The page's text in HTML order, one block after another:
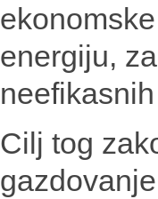
energiju,
Cilj tog